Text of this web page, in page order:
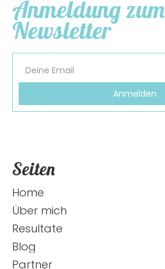
Anmeldung zum
Newsletter
Seiten
Home
Über mich
Resultate
Blog
Partner